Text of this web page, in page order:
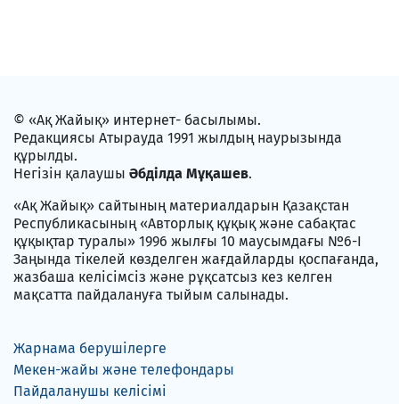
© «Ақ Жайық» интернет- басылымы.
Редакциясы Атырауда 1991 жылдың наурызында
құрылды.
Негізін қалаушы Әбділда Мұқашев.
«Ақ Жайық» сайтының материалдарын Қазақстан
Республикасының «Авторлық құқық және сабақтас
құқықтар туралы» 1996 жылғы 10 маусымдағы №6-I
Заңында тікелей көзделген жағдайларды қоспағанда,
жазбаша келісімсіз және рұқсатсыз кез келген
мақсатта пайдалануға тыйым салынады.
Жарнама берушілерге
Мекен-жайы және телефондары
Пайдаланушы келісімі